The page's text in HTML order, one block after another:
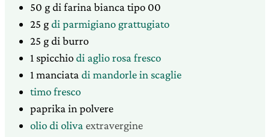
50 gdi farina bianca tipo 00
25 gdi parmigiano grattugiato
25 gdi burro
1 spicchiodi aglio rosa fresco
1 manciata di mandorle in scaglie
timo fresco
paprika in polvere
olio di oliva extravergine